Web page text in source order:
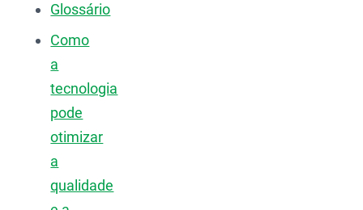
Glossário
Como
a
tecnologia
pode
otimizar
a
qualidade